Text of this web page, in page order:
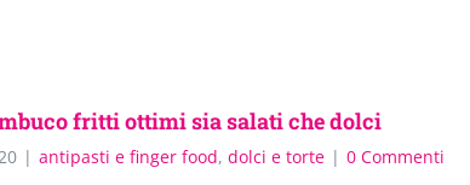
fritti ottimi sia salati che dolci
| antipasti e finger food, dolci e torte | 0 Commenti